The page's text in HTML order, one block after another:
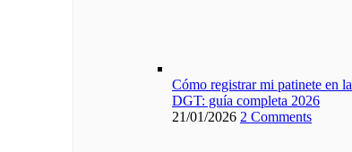
Cómo registrar mi patinete en la
DGT: guía completa 2026
21/01/2026 2 Comments